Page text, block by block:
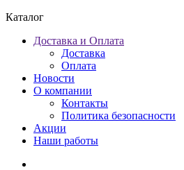
Каталог
Доставка и Оплата
Доставка
Оплата
Новости
О компании
Контакты
Политика безопасности
Акции
Наши работы